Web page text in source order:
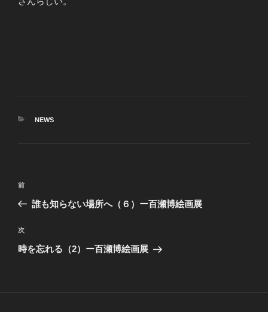
カ
NEWS
投
ビ
ゲ
前
の
稿
前
誰も知らない場所へ（６）ー百瀬博絵画展
次
の
次
時を忘れる（2）ー百瀬博絵画展